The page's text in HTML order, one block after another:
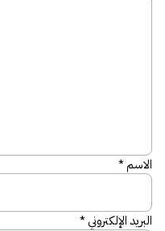
الاسم*
البريد الإلكتروني*